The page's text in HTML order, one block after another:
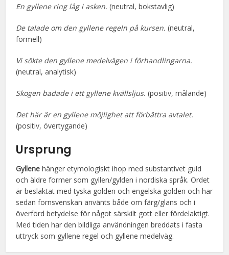
En gyllene ring låg i asken. (neutral, bokstavlig)
De talade om den gyllene regeln på kursen. (neutral,
formell)
Vi sökte den gyllene medelvägen i förhandlingarna.
(neutral, analytisk)
Skogen badade i ett gyllene kvällsljus. (positiv, målande)
Det här är en gyllene möjlighet att förbättra avtalet.
(positiv, övertygande)
Ursprung
Gyllene hänger etymologiskt ihop med substantivet guld
och äldre former som gyllen/gylden i nordiska språk. Ordet
är besläktat med tyska golden och engelska golden och har
sedan fornsvenskan använts både om färg/glans och i
överförd betydelse för något särskilt gott eller fördelaktigt.
Med tiden har den bildliga användningen breddats i fasta
uttryck som gyllene regel och gyllene medelväg.